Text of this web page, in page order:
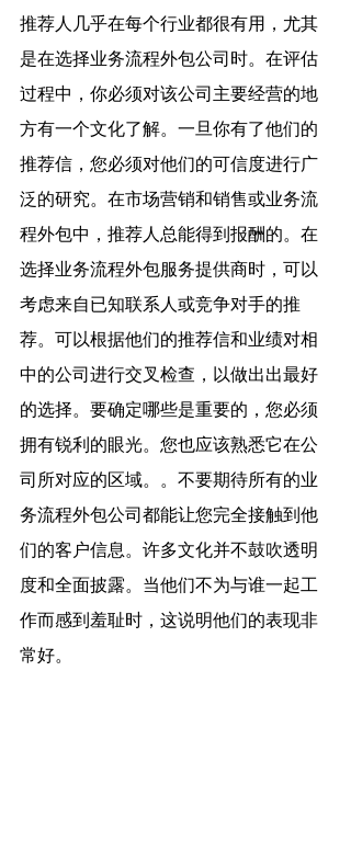
推荐人几乎在每个行业都很有用，尤其
是在选择业务流程外包公司时。在评估
过程中，你必须对该公司主要经营的地
方有一个文化了解。一旦你有了他们的
推荐信，您必须对他们的可信度进行广
泛的研究。在市场营销和销售或业务流
程外包中，推荐人总能得到报酬的。在
选择业务流程外包服务提供商时，可以
考虑来自已知联系人或竞争对手的推
荐。可以根据他们的推荐信和业绩对相
中的公司进行交叉检查，以做出出最好
的选择。要确定哪些是重要的，您必须
拥有锐利的眼光。您也应该熟悉它在公
司所对应的区域。。不要期待所有的业
务流程外包公司都能让您完全接触到他
们的客户信息。许多文化并不鼓吹透明
度和全面披露。当他们不为与谁一起工
作而感到羞耻时，这说明他们的表现非
常好。